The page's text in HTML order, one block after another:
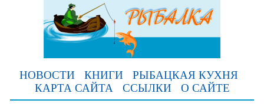
НОВОСТИ КНИГИ
РЫБАЦКАЯ КУХНЯ
КАРТА САЙТА
ССЫЛКИ О САЙТЕ